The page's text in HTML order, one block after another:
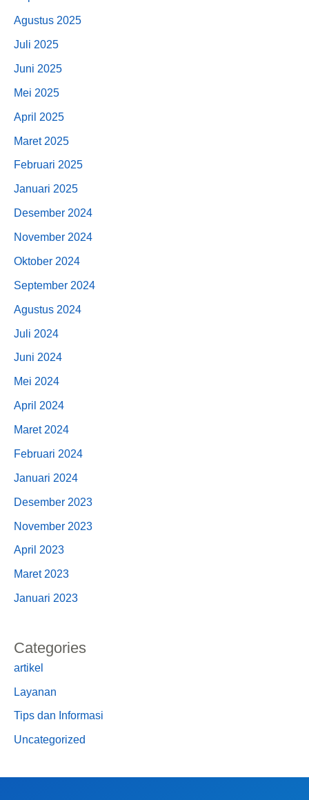
Agustus 2025
Juli 2025
Juni 2025
Mei 2025
April 2025
Maret 2025
Februari 2025
Januari 2025
Desember 2024
November 2024
Oktober 2024
September 2024
Agustus 2024
Juli 2024
Juni 2024
Mei 2024
April 2024
Maret 2024
Februari 2024
Januari 2024
Desember 2023
November 2023
April 2023
Maret 2023
Januari 2023
Categories
artikel
Layanan
Tips dan Informasi
Uncategorized